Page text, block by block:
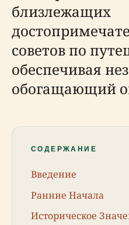
близлежащих
советов по
обеспечивая
обогащающий
СОДЕРЖАНИЕ
Введение
Ранние Начала
Историческое